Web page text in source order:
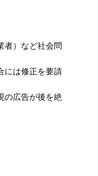
者）など社会問
には修正を要請
の広告が後を絶